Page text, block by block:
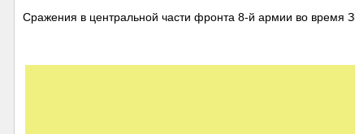
Сражения в центральной части фронта 8-й армии во время